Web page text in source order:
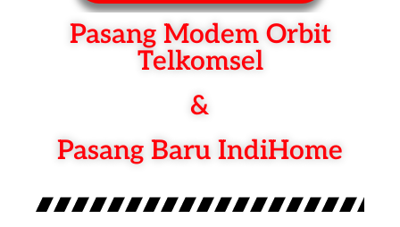
Pasang Modem Orbit
Telkomsel
&
Pasang Baru IndiHome